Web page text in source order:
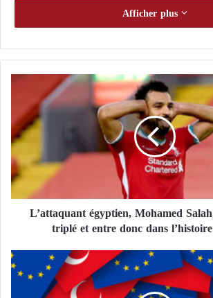
France.tv.info. a cité que les forces
des grenades lacrymogènes pour
manifestants qui ne suivent pas le
287 personnes avaient été arrêtées
(dont 275 dans la capitale), alors
étaient sous contrôle, selon le
Afficher plus
L
t
t
a
q
u
a
g
y
L’attaquant égyptien, Mohamed
triplé et entre donc dans
L
a